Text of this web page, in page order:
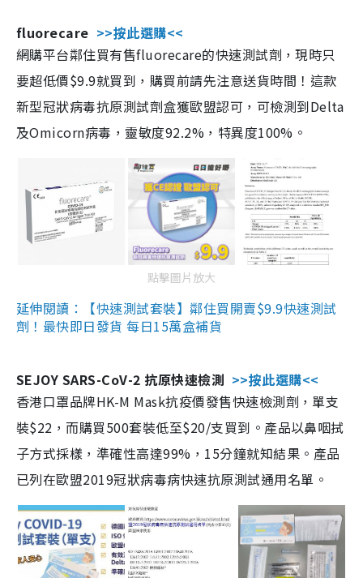
fluorecare >>按此選購<<
網購平台鄰住買有售fluorecare的快速測試劑，現時只
要超低價$9.9就買到，購買前請先注意送貨時間！這款
新型冠狀病毒抗原測試劑盒獲歐盟認可，可檢測到Delta
及Omicorn病毒，靈敏度92.2%，特異度100%。
點擊圖片放大
延伸閱讀：【快速測試套裝】鄰住買開賣$9.9快速測試
劑！最快即日發貨 每日15萬盒補貨
SEJOY SARS-CoV-2 抗原快速檢測 >>按此選購<<
香港口罩品牌HK-M Mask抗疫價發售快速檢測劑，單支
裝$22，而購買500套裝低至$20/支買到。產品以鼻咽拭
子方式採樣，準確性高達99%，15分鐘就知結果。產品
已列在歐盟2019冠狀病毒病快速抗原測試通用名單。